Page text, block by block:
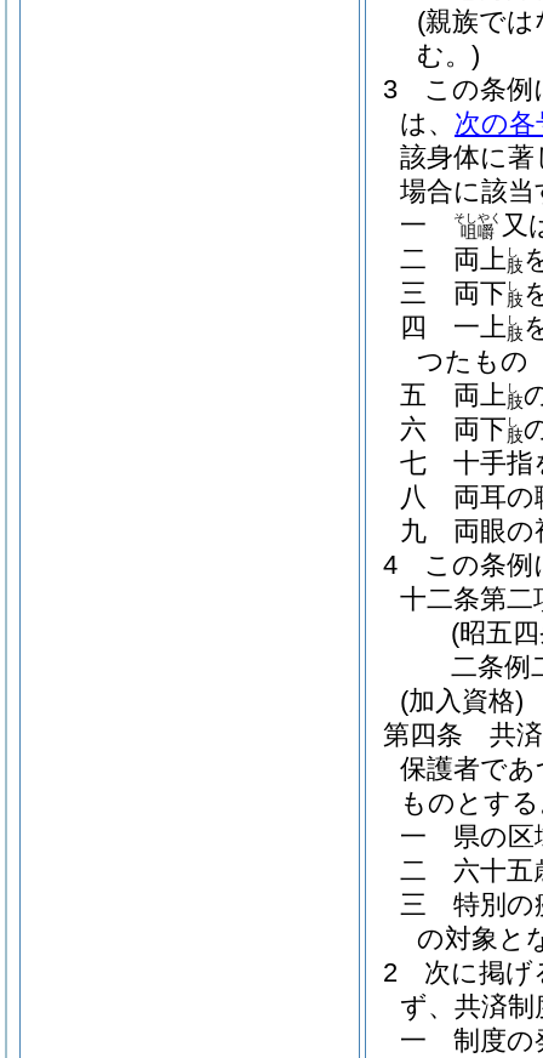
(親族で
む。)
3
この条
は、 次の各
該身体に
場合に該
一
咀嚼
そしやく 又
二
両上肢
し
三
両下肢
し
四
一上肢
し
つたもの
五
両上肢
し
六
両下肢
し
七
十手指
八
両耳の
九
両眼の
4
この条例
十二条第
(昭五
二条例
(加入資格)
第四条
共
保護者で
ものとす
一
県の区
二
六十五
三
特別の
の対象と
2
次に掲げ
ず、共済
一
制度の